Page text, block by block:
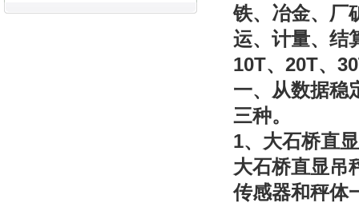
铁、冶金、厂
运、计量、结
10T、 20T、
一、从数据稳
三种。
1、大石桥直
大石桥直显吊
传感器和秤体